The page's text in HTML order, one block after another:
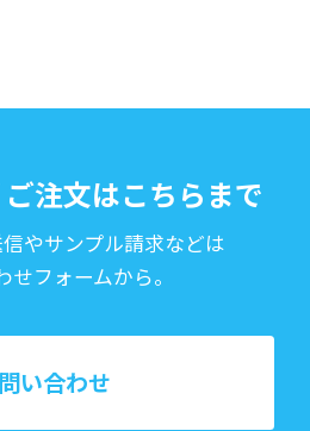
注文はこちらまで
やサンプル請求などは
せフォームから。
い合わせ